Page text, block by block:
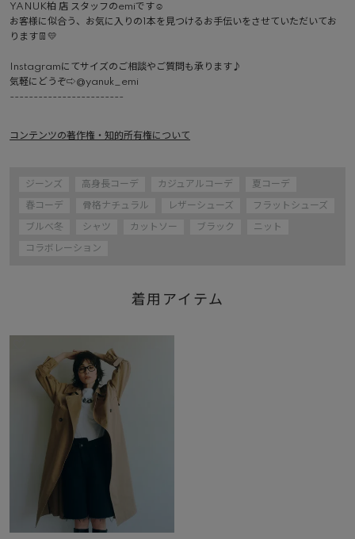
YANUK柏 店 スタッフのemiです☺︎
お客様に似合う、お気に入りの1本を見つけるお手伝いをさせていただいてお
ります👖💛
Instagramにてサイズのご相談やご質問も承ります♪
気軽にどうぞ⇨@yanuk_emi
------------------------
コンテンツの著作権・知的所有権について
ジーンズ 高身長コーデ カジュアルコーデ 夏コーデ
春コーデ 骨格ナチュラル レザーシューズ フラットシューズ
ブルべ冬 シャツ カットソー ブラック ニット
コラボレーション
着用アイテム